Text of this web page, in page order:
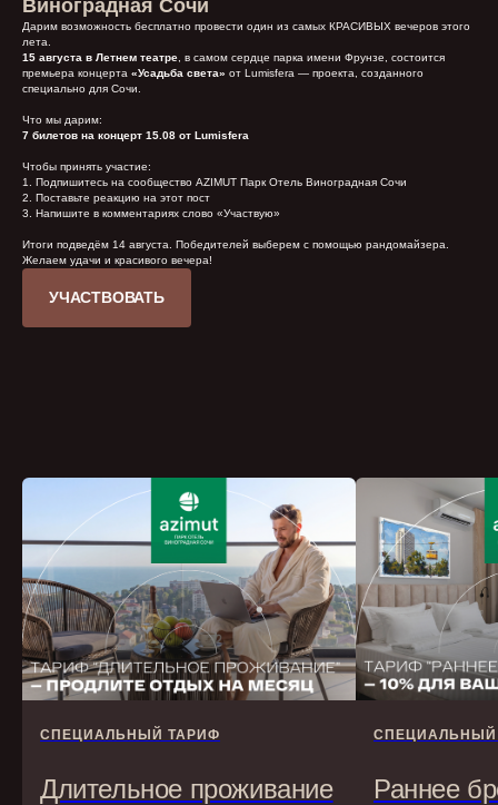
Виноградная Сочи
Дарим возможность бесплатно провести один из самых КРАСИВЫХ вечеров этого
лета.
15 августа в Летнем театре , в самом сердце парка имени Фрунзе, состоится
премьера концерта «Усадьба света» от Lumisfera — проекта, созданного
специально для Сочи.
Что мы дарим:
7 билетов на концерт 15.08 от Lumisfera
Чтобы принять участие:
1. Подпишитесь на сообщество AZIMUT Парк Отель Виноградная Сочи
2. Поставьте реакцию на этот пост
3. Напишите в комментариях слово «Участвую»
Итоги подведём 14 августа. Победителей выберем с помощью рандомайзера.
Желаем удачи и красивого вечера!
УЧАСТВОВАТЬ
СПЕЦИАЛЬНЫЙ ТАРИФ
Длительное проживание
СПЕЦИАЛЬНЫЙ
Раннее